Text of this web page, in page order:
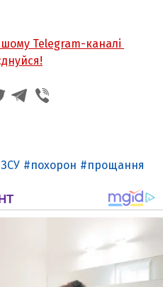
Telegram-каналі
ЗСУ похорон прощання